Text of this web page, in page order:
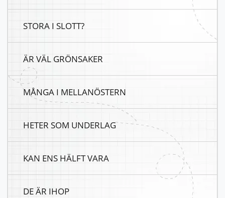
STORA I SLOTT?
ÄR VÄL GRÖNSAKER
MÅNGA I MELLANÖSTERN
HETER SOM UNDERLAG
KAN ENS HÄLFT VARA
DE ÄR IHOP